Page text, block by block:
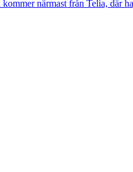
närmast från Telia, där